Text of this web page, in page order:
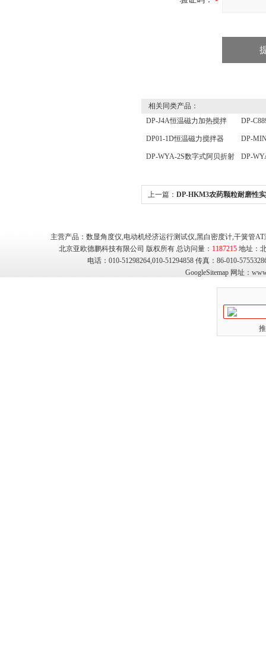
相关同类产品：
DP-J4A恒温磁力加热搅拌
器
DP-
仪
DP01-1D恒温磁力搅拌器 DP-
DP-WYA-2S数字式阿贝折射
DP-
上一篇： DP-HKM3农药颗粒耐磨性
主营产品：数显角度仪,电动机经济运行测试仪,黑白密度计,干簧管
北京亚欧德鹏科技有限公司 版权所有 总访问量： 1187215地址：
电话：010-51298264,010-51294858 传真：86-010-
GoogleSitemap网址：